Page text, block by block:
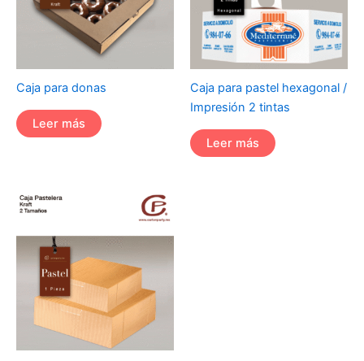
Caja para donas
Leer más
Caja para pastel hexagonal /
Impresión 2 tintas
Leer más